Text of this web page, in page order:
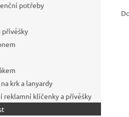
potřeby
přívěšky
krk a lanyardy
reklamní klíčenky a přívěšky